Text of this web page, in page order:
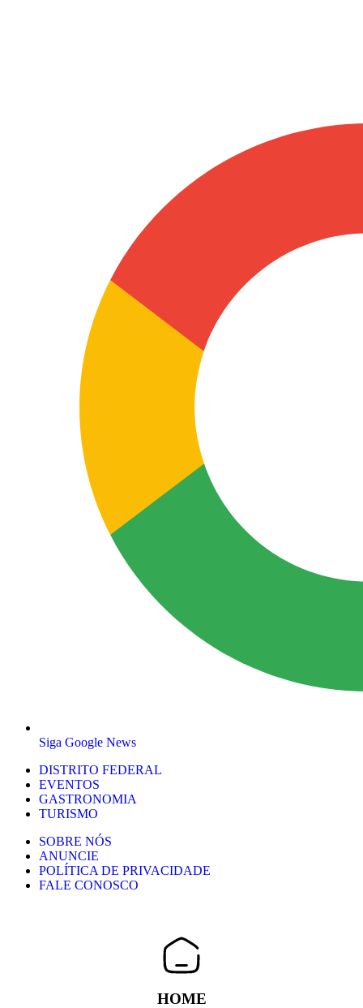
Siga Google News
DISTRITO FEDERAL
EVENTOS
GASTRONOMIA
TURISMO
SOBRE NÓS
ANUNCIE
POLÍTICA DE PRIVACIDADE
FALE CONOSCO
HOME